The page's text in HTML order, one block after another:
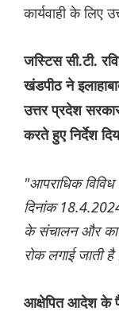
कार्यवाही के लिए
जस्टिस सी.टी.
खंडपीठ ने
उत्तर प्रदेश
करते हुए निर्देश
"आपराधिक
दिनांक
के संचालन और
रोक लगाई जाती
आक्षेपित आदेश के